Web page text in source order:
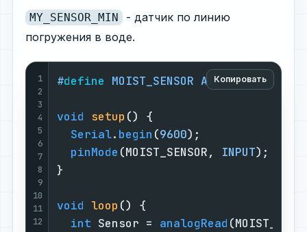
MY_SENSOR_MIN
- датчик по линию
погружения в воде.
Копировать
1
2
3
4
5
6
7
8
9
10
11
12
#define MOIST_SENSOR A5
void setup ()
{
Serial. begin (9600);
pinMode (MOIST_SENSOR, INPUT);
}
void loop ()
{
int Sensor = analogRead